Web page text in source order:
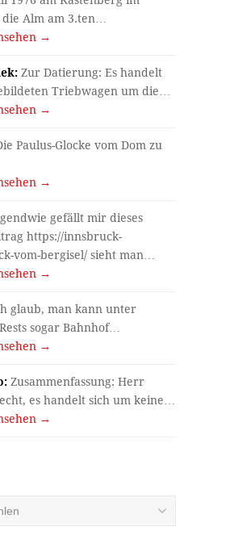
Alm am 3.ten…
→
Zur Datierung: Es handelt
Triebwagen um die…
→
Paulus-Glocke vom Dom zu
→
gefällt mir dieses
https://innsbruck-
vom-bergisel/ sieht man…
→
glaub, man kann unter
sogar Bahnhof…
→
Zusammenfassung: Herr
es handelt sich um keine…
→